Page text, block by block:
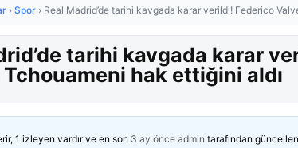
› Spor › Real Madrid’de tarihi kavgada karar verildi! Federico
tarihi kavgada karar
hak ettiğini aldı
1 izleyen vardır ve en son 3 ay önce admin tarafından